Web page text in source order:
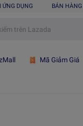
ỨNG DỤNG BÁN
Mã Giảm Giá